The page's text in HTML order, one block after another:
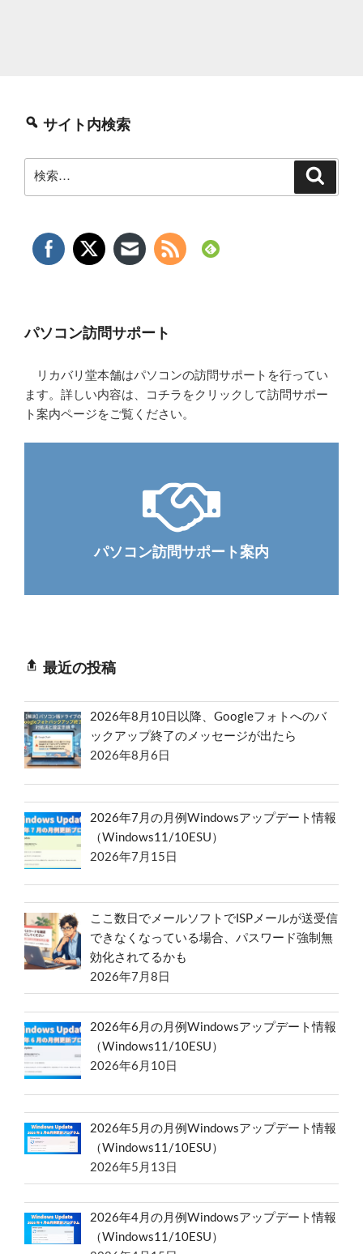
サイト内検索
パソコン訪問サポート
リカバリ堂本舗はパソコンの訪問サポートを行ってい
ます。詳しい内容は、コチラをクリックして訪問サポー
ト案内ページをご覧ください。
パソコン訪問サポート案内
最近の投稿
2026年8月10日以降、Googleフォトへのバ
ックアップ終了のメッセージが出たら
2026年8月6日
2026年7月の月例Windowsアップデート情報
（Windows11/10ESU）
2026年7月15日
ここ数日でメールソフトでISPメールが送受信
できなくなっている場合、パスワード強制無
効化されてるかも
2026年7月8日
2026年6月の月例Windowsアップデート情報
（Windows11/10ESU）
2026年6月10日
2026年5月の月例Windowsアップデート情報
（Windows11/10ESU）
2026年5月13日
2026年4月の月例Windowsアップデート情報
（Windows11/10ESU）